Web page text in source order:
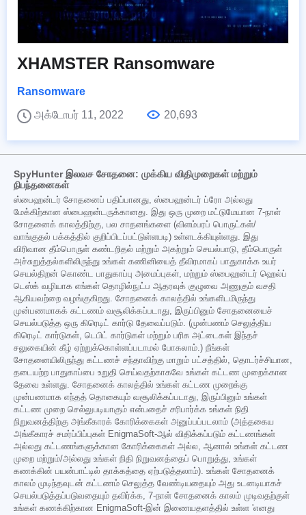
XHAMSTER Ransomware
Ransomware
அக்டோபர் 11, 2022
20,693
SpyHunter இலவச சோதனை: முக்கிய விதிமுறைகள் மற்றும்
நிபந்தனைகள்
ஸ்பைஹன்டர் சோதனைப் பதிப்பானது, ஸ்பைஹன்டர் ப்ரோ அல்லது
மேக்கிற்கான ஸ்பைஹன்டருக்கானது. இது ஒரு முறை மட்டுமேயான 7-நாள்
சோதனைக் காலத்திற்கு, பல சாதனங்களை (விளம்பரப் பொருட்கள்/
வாங்குதல் பக்கத்தில் குறிப்பிடப்பட்டுள்ளபடி) உள்ளடக்கியுள்ளது. இது
விரிவான தீம்பொருள் கண்டறிதல் மற்றும் அகற்றும் செயல்பாடு, தீம்பொருள்
அச்சுறுத்தல்களிலிருந்து உங்கள் கணினியைத் தீவிரமாகப் பாதுகாக்க உயர்
செயல்திறன் கொண்ட பாதுகாப்பு அமைப்புகள், மற்றும் ஸ்பைஹன்டர் ஹெல்ப்
டெஸ்க் வழியாக எங்கள் தொழில்நுட்ப ஆதரவுக் குழுவை அணுகும் வசதி
ஆகியவற்றை வழங்குகிறது. சோதனைக் காலத்தில் உங்களிடமிருந்து
முன்பணமாகக் கட்டணம் வசூலிக்கப்படாது, இருப்பினும் சோதனையைச்
செயல்படுத்த ஒரு கிரெடிட் கார்டு தேவைப்படும். (முன்பணம் செலுத்திய
கிரெடிட் கார்டுகள், டெபிட் கார்டுகள் மற்றும் பரிசு அட்டைகள் இந்தச்
சலுகையின் கீழ் ஏற்றுக்கொள்ளப்படாமல் போகலாம்.) நீங்கள்
சோதனையிலிருந்து கட்டணச் சந்தாவிற்கு மாறும் பட்சத்தில், தொடர்ச்சியான,
தடையற்ற பாதுகாப்பை உறுதி செய்வதற்காகவே உங்கள் கட்டண முறைக்கான
தேவை உள்ளது. சோதனைக் காலத்தில் உங்கள் கட்டண முறைக்கு
முன்பணமாக எந்தத் தொகையும் வசூலிக்கப்படாது, இருப்பினும் உங்கள்
கட்டண முறை செல்லுபடியாகும் என்பதைச் சரிபார்க்க உங்கள் நிதி
நிறுவனத்திற்கு அங்கீகாரக் கோரிக்கைகள் அனுப்பப்படலாம் (அத்தகைய
அங்கீகாரச் சமர்ப்பிப்புகள் EnigmaSoft-ஆல் விதிக்கப்படும் கட்டணங்கள்
அல்லது கட்டணங்களுக்கான கோரிக்கைகள் அல்ல, ஆனால் உங்கள் கட்டண
முறை மற்றும்/அல்லது உங்கள் நிதி நிறுவனத்தைப் பொறுத்து, உங்கள்
கணக்கின் பயன்பாட்டில் தாக்கத்தை ஏற்படுத்தலாம்). உங்கள் சோதனைக்
காலம் முடிந்தவுடன் கட்டணம் செலுத்த வேண்டியதையும் அது உடனடியாகச்
செயல்படுத்தப்படுவதையும் தவிர்க்க, 7-நாள் சோதனைக் காலம் முடிவதற்குள்
உங்கள் கணக்கிற்கான EnigmaSoft-இன் இணையதளத்தில் உள்ள 'எனது